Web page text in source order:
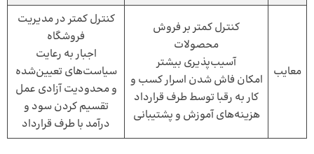
معایب
کنترل کمتر بر فروش
محصولات
آسیب‌پذیری بیشتر
امکان فاش شدن اسرار کسب و
کار به رقبا توسط طرف قرارداد
هزینه‌های آموزش و پشتیبانی
کنترل کمتر در مدیریت
فروشگاه
اجبار به رعایت
سیاست‌های تعیین‌شده
و محدودیت آزادی عمل
تقسیم کردن سود و
درآمد با طرف قرارداد